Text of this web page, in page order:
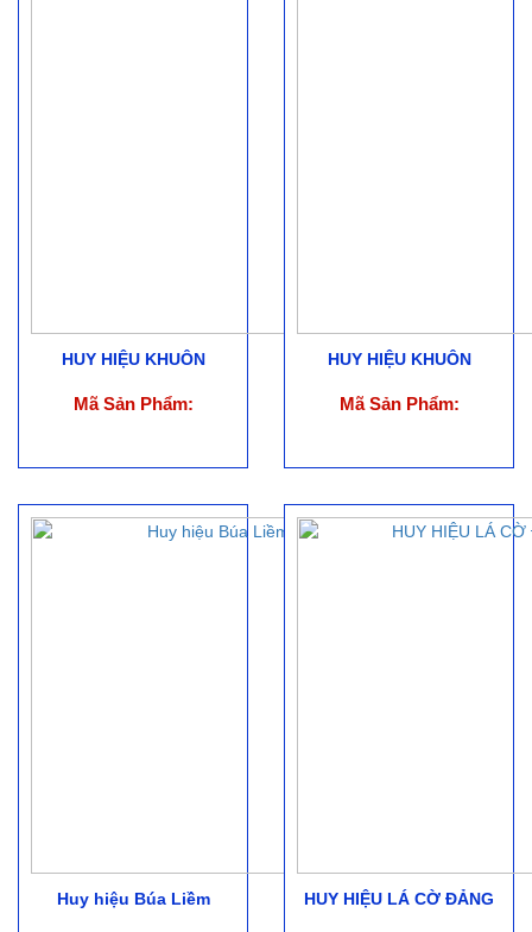
HUY HIỆU KHUÔN
Mã Sản Phẩm:
HUY HIỆU KHUÔN
Mã Sản Phẩm:
Huy hiệu Búa Liềm HUY HIỆU LÁ CỜ ĐẢNG